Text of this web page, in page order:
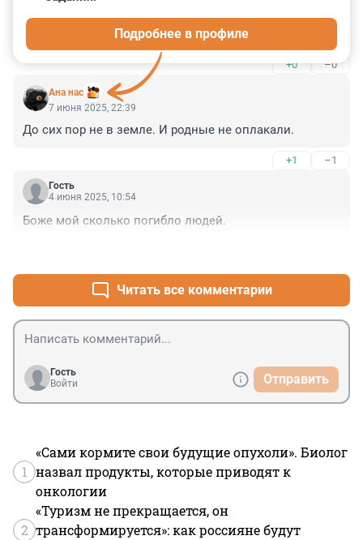
Что за цифры откуда?)
+0 –0
Ана нас
Подробнее в профиле
7 июня 2025, 22:39
До сих пор не в земле. И родные не оплакали.
+1 –1
Гость
4 июня 2025, 10:54
Боже мой сколько погибло людей.
Читать все комментарии
Гость
Войти
Отправить
1
«Сами кормите свои будущие опухоли». Биолог
назвал продукты, которые приводят к
онкологии
2
«Туризм не прекращается, он
трансформируется»: как россияне будут